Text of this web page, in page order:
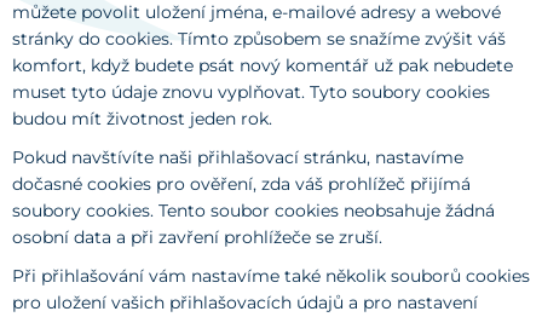
můžete povolit uložení jména, e-mailové adresy a webové
stránky do cookies. Tímto způsobem se snažíme zvýšit váš
komfort, když budete psát nový komentář už pak nebudete
muset tyto údaje znovu vyplňovat. Tyto soubory cookies
budou mít životnost jeden rok.
Pokud navštívíte naši přihlašovací stránku, nastavíme
dočasné cookies pro ověření, zda váš prohlížeč přijímá
soubory cookies. Tento soubor cookies neobsahuje žádná
osobní data a při zavření prohlížeče se zruší.
Při přihlašování vám nastavíme také několik souborů cookies
pro uložení vašich přihlašovacích údajů a pro nastavení